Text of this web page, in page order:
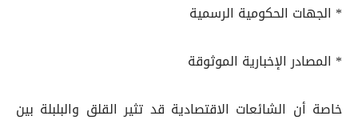
* الجهات الحكومية الرسمية
* المصادر الإخبارية الموثوقة
خاصة أن الشائعات الاقتصادية قد تثير القلق والبلبلة بين